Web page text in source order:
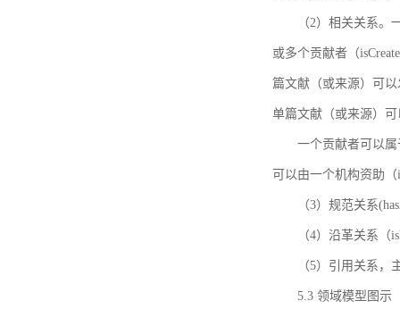
（2）相关关系
或多个贡献者（
篇文献（或来源）可
单篇文献（或来源）可
一个贡献者可以
可以由一个机构资助（
（3）规范关系
（4）沿革关系
（5）引用关系，
5.3 领域模型图示